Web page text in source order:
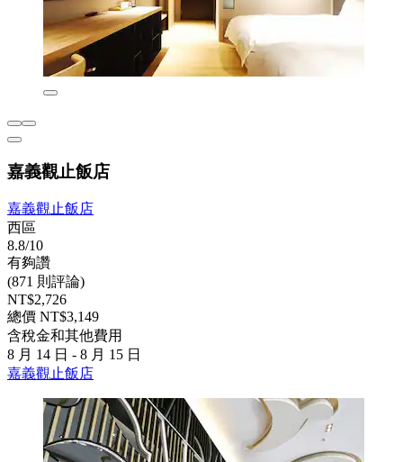
嘉義觀止飯店
嘉義觀止飯店
西區
8.8/10
有夠讚
(871 則評論)
NT$2,726
總價 NT$3,149
含稅金和其他費用
8 月 14 日 - 8 月 15 日
嘉義觀止飯店